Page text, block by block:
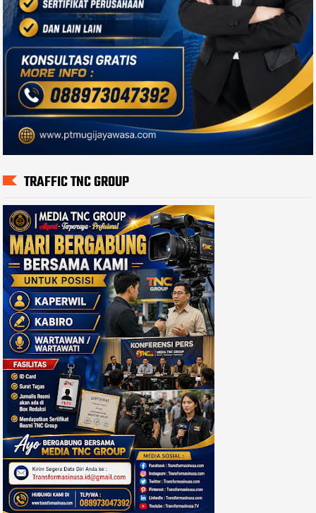
TRAFFIC TNC GROUP